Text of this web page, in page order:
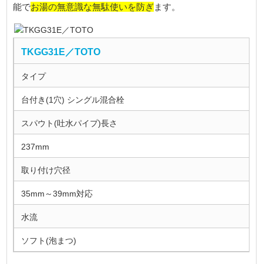
能でお湯の無意識な無駄使いを防ぎます。
TKGG31E／TOTO
タイプ
台付き(1穴) シングル混合栓
スパウト(吐水パイプ)長さ
237mm
取り付け穴径
35mm～39mm対応
水流
ソフト(泡まつ)